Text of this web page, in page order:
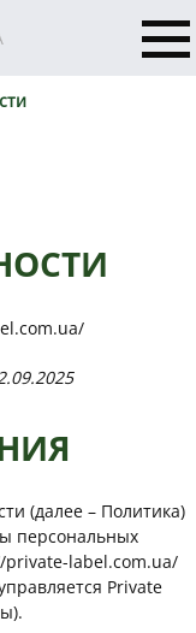
(далее – Политика)
персональных
private-label.com.ua/
Private